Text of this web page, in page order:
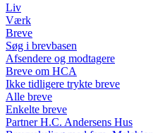
Liv
Værk
Breve
Søg i brevbasen
Afsendere og modtagere
Breve om HCA
Ikke tidligere trykte breve
Alle breve
Enkelte breve
Partner H.C. Andersens Hus